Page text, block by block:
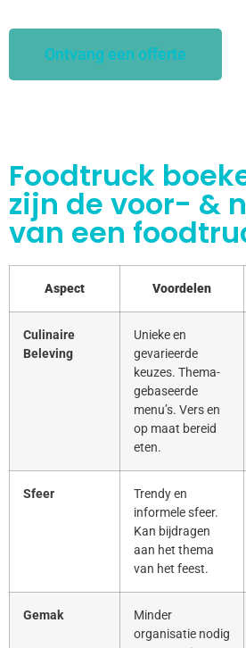
Ontvang een offerte
Foodtruck
zijn de voor- &
van een
Aspect Voordelen
Culinaire
Beleving
Unieke en
gevarieerde
keuzes. Thema-
gebaseerde
menu’s. Vers en
op maat bereid
eten.
Sfeer
Trendy en
informele sfeer.
Kan bijdragen
aan het thema
van het feest.
Gemak
Minder
organisatie nodig